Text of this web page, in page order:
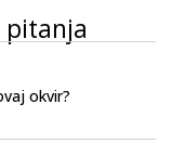
pitanja
okvir?